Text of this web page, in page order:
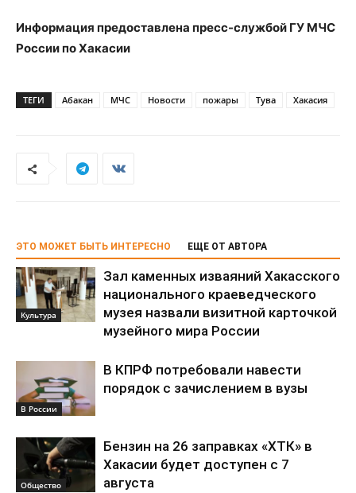
Информация предоставлена пресс-службой ГУ МЧС
России по Хакасии
ТЕГИ Абакан МЧС Новости пожары Тува Хакасия
ЭТО МОЖЕТ БЫТЬ ИНТЕРЕСНО ЕЩЕ ОТ АВТОРА
Культура
Зал каменных изваяний Хакасского
национального краеведческого
музея назвали визитной карточкой
музейного мира России
В России
В КПРФ потребовали навести
порядок с зачислением в вузы
Общество
Бензин на 26 заправках «ХТК» в
Хакасии будет доступен с 7
августа